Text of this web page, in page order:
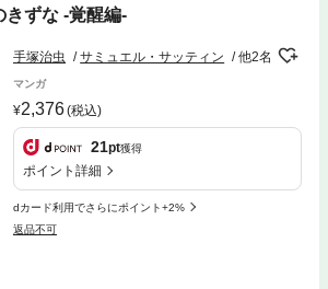
きずな -覚醒編-
手塚治虫 サミュエル・サッティン 他2名
マンガ
2,376(税込)
21pt獲得
ポイント詳細
dカード利用でさらにポイント+2%
返品不可